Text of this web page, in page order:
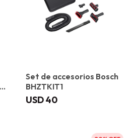
Set de accesorios Bosch
BHZTKIT1
USD40